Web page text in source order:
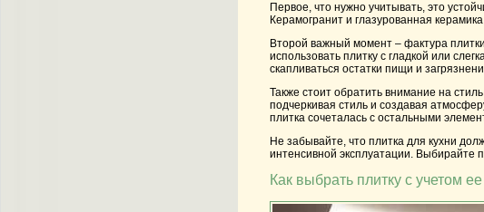
Первое, что нужно учитывать, это
Керамогранит и глазурованная
Второй важный момент – фактура
использовать плитку с гладкой или
скапливаться остатки пищи и
Также стоит обратить внимание на
подчеркивая стиль и создавая
плитка сочеталась с остальными
Не забывайте, что плитка для кухни
интенсивной эксплуатации. Выбирайте
Как выбрать плитку с учетом